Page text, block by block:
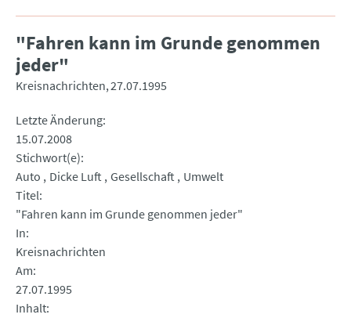
"Fahren kann im Grunde genommen
jeder"
Kreisnachrichten 27.07.1995
Letzte Änderung
15.07.2008
Stichwort(e)
Auto
Dicke Luft Gesellschaft Umwelt
Titel
"Fahren kann im Grunde genommen jeder"
In
Kreisnachrichten
Am
27.07.1995
Inhalt